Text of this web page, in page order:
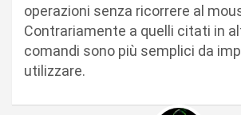
operazioni senza ricorrere al
Contrariamente a quelli citati in
comandi sono più semplici da
utilizzare.